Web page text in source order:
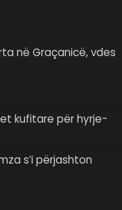
në Graçanicë, vdes
kufitare për hyrje-
s’i përjashton